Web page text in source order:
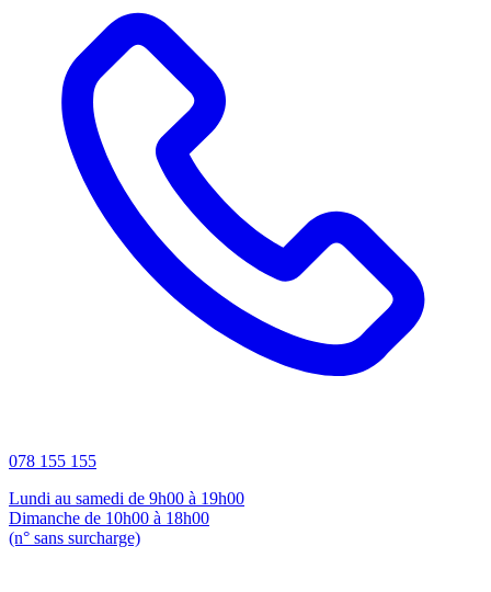
078 155 155
Lundi au samedi de 9h00 à 19h00
Dimanche de 10h00 à 18h00
(n° sans surcharge)